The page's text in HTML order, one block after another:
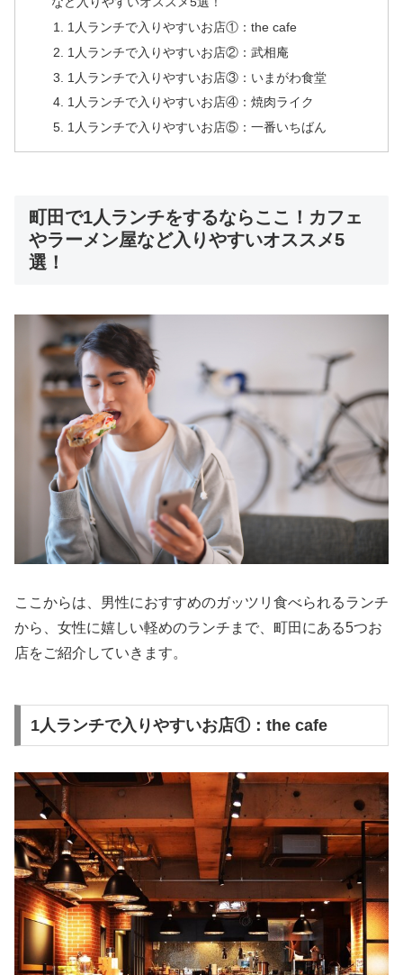
1人ランチで入りやすいお店①：the cafe
1人ランチで入りやすいお店②：武相庵
1人ランチで入りやすいお店③：いまがわ食堂
1人ランチで入りやすいお店④：焼肉ライク
1人ランチで入りやすいお店⑤：一番いちばん
町田で1人ランチをするならここ！カフェ
やラーメン屋など入りやすいオススメ5
選！
ここからは、男性におすすめのガッツリ食べられるランチ
から、女性に嬉しい軽めのランチまで、町田にある5つお
店をご紹介していきます。
1人ランチで入りやすいお店①：the cafe